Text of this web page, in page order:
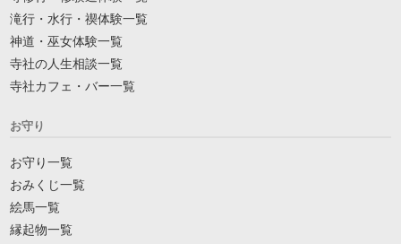
滝行・水行・禊体験一覧
神道・巫女体験一覧
寺社の人生相談一覧
寺社カフェ・バー一覧
お守り
お守り一覧
おみくじ一覧
絵馬一覧
縁起物一覧